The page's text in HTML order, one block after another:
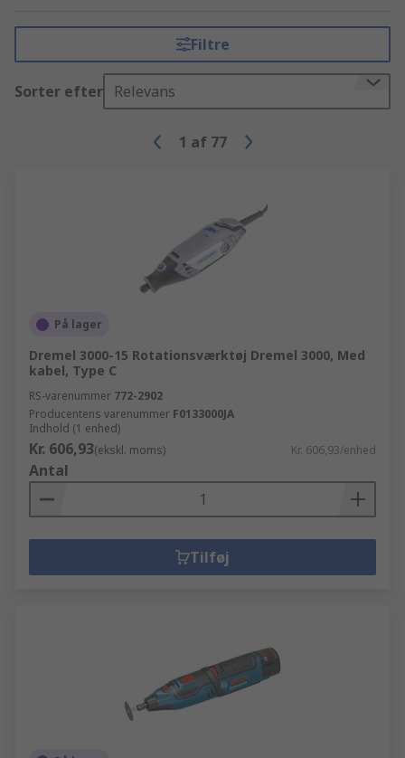
Filtre
Sorter efter Relevans
1 af 77
På lager
Dremel 3000-15 Rotationsværktøj Dremel 3000, Med
kabel, Type C
RS-varenummer 772-2902
Producentens varenummer F0133000JA
Indhold (1 enhed)
Kr. 606,93(ekskl. moms) Kr. 606,93/enhed
Antal
Tilføj